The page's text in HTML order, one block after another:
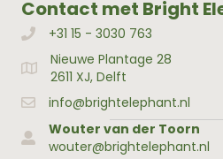
Contact met Bright
Bellen met Bright Elephant
+31 15 - 3030 763
Adres Bright Elephant
Nieuwe Plantage 28
2611 XJ, Delft
info@brightelephant.nl
Wouter van der Toorn
wouter@brightelephant.nl